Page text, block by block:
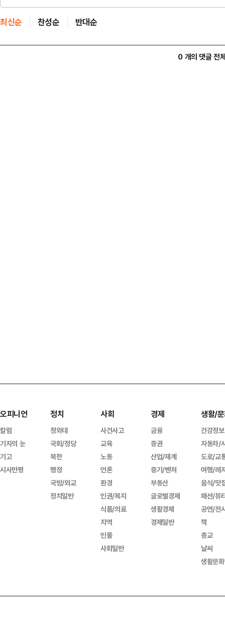
최신순 찬성순 반대순
0 개의 댓글 전
오피니언
칼럼
기자의 눈
기고
시사만평
정치
청와대
국회/정당
북한
행정
국방/외교
정치일반
사회
사건사고
교육
노동
언론
환경
인권/복지
식품/의료
지역
인물
사회일반
경제
금융
증권
산업/재계
중기/벤처
부동산
글로벌경제
생활경제
경제일반
생활/
건강정보
자동차/
도로/교
여행/레
음식/맛
패션/뷰
공연/전
책
종교
날씨
생활문